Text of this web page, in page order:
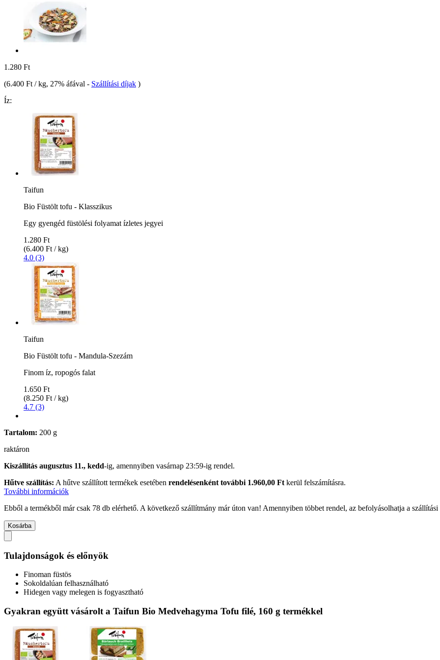
1.280 Ft
(6.400 Ft / kg, 27% áfával - Szállítási díjak )
Íz:
Taifun
Bio Füstölt tofu - Klasszikus
Egy gyengéd füstölési folyamat ízletes jegyei
1.280 Ft
(6.400 Ft / kg)
4.0 (3)
Taifun
Bio Füstölt tofu - Mandula-Szezám
Finom íz, ropogós falat
1.650 Ft
(8.250 Ft / kg)
4.7 (3)
Tartalom: 200 g
raktáron
Kiszállítás augusztus 11., kedd-ig, amennyiben vasárnap 23:59-ig rendel.
Hűtve szállítás: A hűtve szállított termékek esetében rendelésenként további 1.960,00 Ft kerül felszámításra.
További információk
Ebből a termékből már csak 78 db elérhető. A következő szállítmány már úton van! Amennyiben többet rendel, az befolyásolhatja a szállítási
Kosárba
Tulajdonságok és előnyök
Finoman füstös
Sokoldalúan felhasználható
Hidegen vagy melegen is fogyasztható
Gyakran együtt vásárolt a Taifun Bio Medvehagyma Tofu filé, 160 g termékkel